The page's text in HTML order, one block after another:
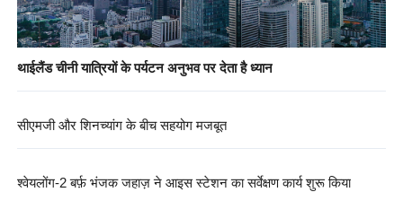
थाईलैंड चीनी यात्रियों के पर्यटन अनुभव पर देता है ध्यान
सीएमजी और शिनच्यांग के बीच सहयोग मजबूत
श्वेयलोंग-2 बर्फ़ भंजक जहाज़ ने आइस स्टेशन का सर्वेक्षण कार्य शुरू किया